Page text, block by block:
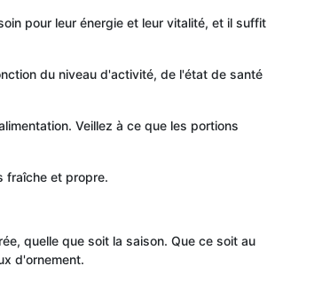
pour leur énergie et leur vitalité, et il suffit
du niveau d'activité, de l'état de santé
Veillez à ce que les portions
fraîche et propre.
quelle que soit la saison. Que ce soit au
d'ornement.